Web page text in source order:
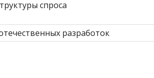
спроса
разработок